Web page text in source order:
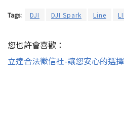
Tags: DJI DJI Spark Line
您也許會喜歡：
立達合法徵信社-讓您安心的選擇